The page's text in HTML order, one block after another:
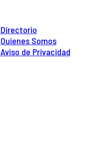
Directorio
Quienes Somos
Aviso de Privacidad